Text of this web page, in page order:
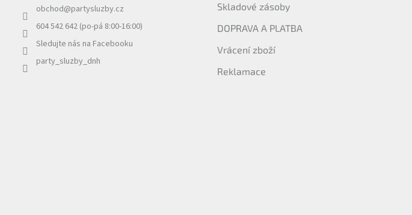
obchod@partysluzby.cz
604 542 642 (po-pá 8:00-16:00)
Sledujte nás na Facebooku
party_sluzby_dnh
Skladové zásoby
DOPRAVA A PLATBA
Vrácení zboží
Reklamace